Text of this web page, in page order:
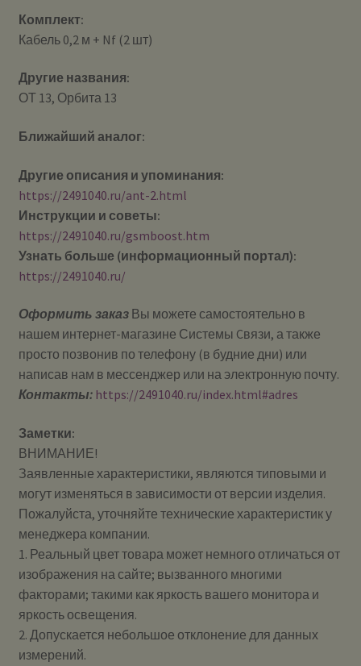
Комплект:
Кабель 0,2 м + Nf (2 шт)
Другие названия:
ОТ 13, Орбита 13
Ближайший аналог:
Другие описания и упоминания:
https://2491040.ru/ant-2.html
Инструкции и советы:
https://2491040.ru/gsmboost.htm
Узнать больше (информационный портал):
https://2491040.ru/
Оформить заказВы можете самостоятельно в
нашем интернет-магазине Системы Cвязи, а также
просто позвонив по телефону (в будние дни) или
написав нам в мессенджер или на электронную почту.
Контакты: https://2491040.ru/index.html#adres
Заметки:
ВНИМАНИЕ!
Заявленные характеристики, являются типовыми и
могут изменяться в зависимости от версии изделия.
Пожалуйста, уточняйте технические характеристик у
менеджера компании.
1. Реальный цвет товара может немного отличаться от
изображения на сайте; вызванного многими
факторами; такими как яркость вашего монитора и
яркость освещения.
2. Допускается небольшое отклонение для данных
измерений.